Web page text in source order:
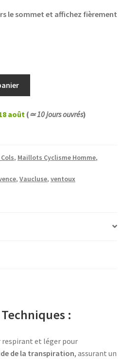
le sommet et affichez fièrement
août (≃ 10 jours ouvrés)
, Maillots Cyclisme Homme,
, Vaucluse, ventoux
:
respirant et léger pour
de la transpiration, assurant un